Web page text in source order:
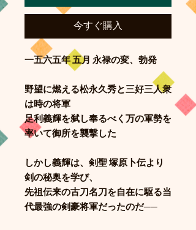
今すぐ購入
一五六五年 五月 永禄の変、勃発
野望に燃える松永久秀と三好三人衆
は時の将軍
足利義輝を弑し奉るべく 万の軍勢を
率いて御所を襲撃した
しかし義輝は、剣聖 塚原卜伝より
剣の秘奥を学び、
先祖伝来の古刀名刀を自在に駆る当
代最強の剣豪将軍だったのだ──